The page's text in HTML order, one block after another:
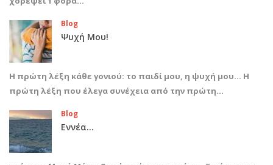
Blog
Ψυχή Μου!
Η πρώτη λέξη κάθε γονιού: το παιδί μου, η ψυχή μου… Η
πρώτη λέξη που έλεγα συνέχεια από την πρώτη…
Blog
Εννέα…